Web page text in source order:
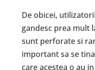
De obicei,
gandesc prea mult
sunt perforate si
important sa se
care acestea o au